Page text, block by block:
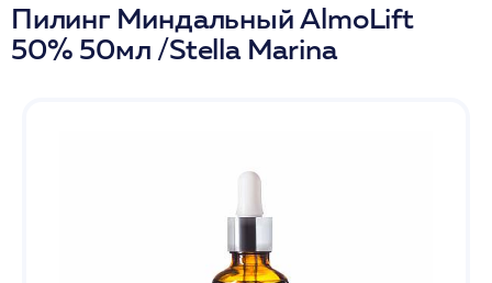
Пилинг Миндальный AlmoLift
50% 50мл /Stella Marina